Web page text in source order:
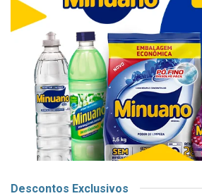
Descontos Exclusivos